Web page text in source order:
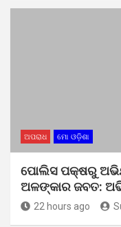
ଅପରାଧ ମୋ ଓଡ଼ିଶା
ପୋଲିସ ପକ୍ଷରୁ
ଅଳଙ୍କାର ଜବତ:
22 hours ago